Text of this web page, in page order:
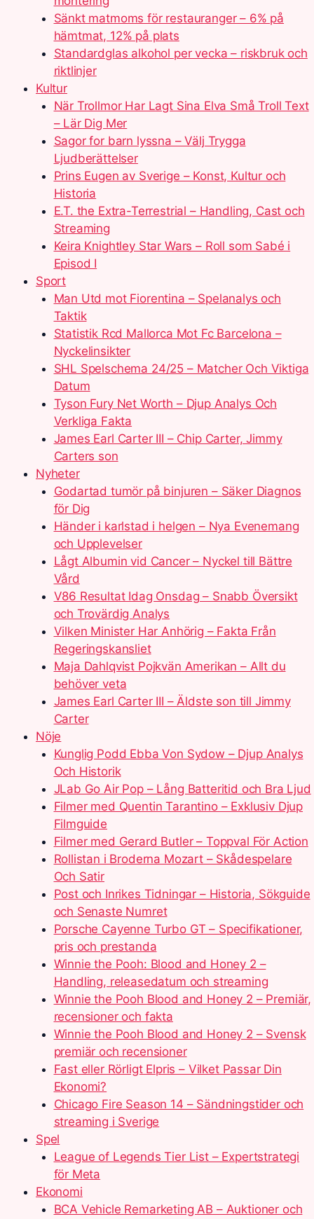
Sänkt matmoms för restauranger – 6% på
hämtmat, 12% på plats
Standardglas alkohol per vecka – riskbruk och
riktlinjer
Kultur
När Trollmor Har Lagt Sina Elva Små Troll Text
– Lär Dig Mer
Sagor for barn lyssna – Välj Trygga
Ljudberättelser
Prins Eugen av Sverige – Konst, Kultur och
Historia
E.T. the Extra-Terrestrial – Handling, Cast och
Streaming
Keira Knightley Star Wars – Roll som Sabé i
Episod I
Sport
Man Utd mot Fiorentina – Spelanalys och
Taktik
Statistik Rcd Mallorca Mot Fc Barcelona –
Nyckelinsikter
SHL Spelschema 24/25 – Matcher Och Viktiga
Datum
Tyson Fury Net Worth – Djup Analys Och
Verkliga Fakta
James Earl Carter III – Chip Carter, Jimmy
Carters son
Nyheter
Godartad tumör på binjuren – Säker Diagnos
för Dig
Händer i karlstad i helgen – Nya Evenemang
och Upplevelser
Lågt Albumin vid Cancer – Nyckel till Bättre
Vård
V86 Resultat Idag Onsdag – Snabb Översikt
och Trovärdig Analys
Vilken Minister Har Anhörig – Fakta Från
Regeringskansliet
Maja Dahlqvist Pojkvän Amerikan – Allt du
behöver veta
James Earl Carter III – Äldste son till Jimmy
Carter
Nöje
Kunglig Podd Ebba Von Sydow – Djup Analys
Och Historik
JLab Go Air Pop – Lång Batteritid och Bra Ljud
Filmer med Quentin Tarantino – Exklusiv Djup
Filmguide
Filmer med Gerard Butler – Toppval För Action
Rollistan i Broderna Mozart – Skådespelare
Och Satir
Post och Inrikes Tidningar – Historia, Sökguide
och Senaste Numret
Porsche Cayenne Turbo GT – Specifikationer,
pris och prestanda
Winnie the Pooh: Blood and Honey 2 –
Handling, releasedatum och streaming
Winnie the Pooh Blood and Honey 2 – Premiär,
recensioner och fakta
Winnie the Pooh Blood and Honey 2 – Svensk
premiär och recensioner
Fast eller Rörligt Elpris – Vilket Passar Din
Ekonomi?
Chicago Fire Season 14 – Sändningstider och
streaming i Sverige
Spel
League of Legends Tier List – Expertstrategi
för Meta
Ekonomi
BCA Vehicle Remarketing AB – Auktioner och